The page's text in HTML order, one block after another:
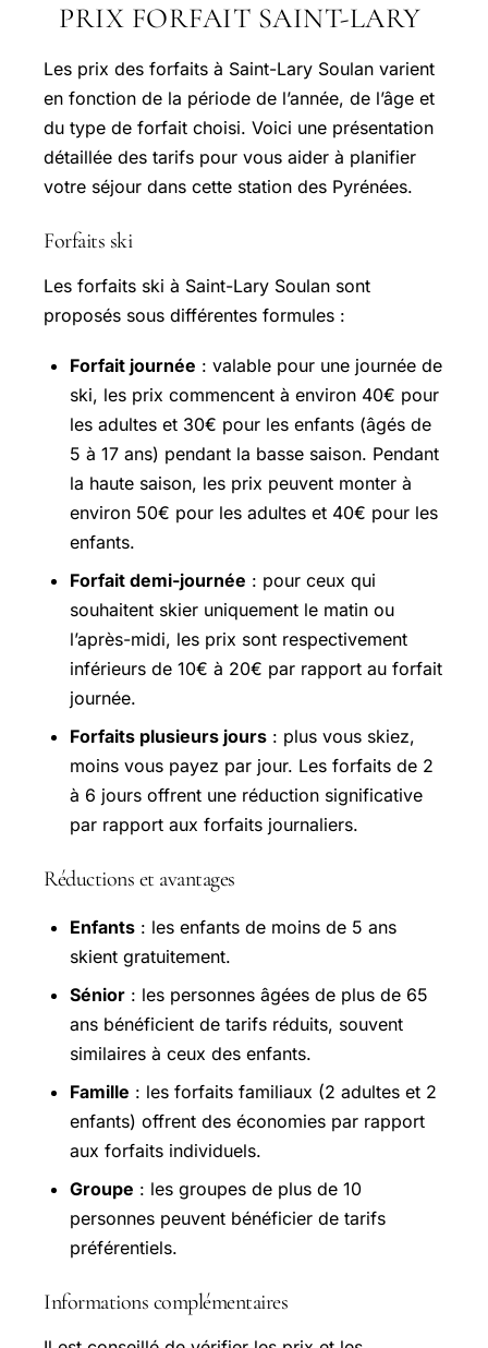
PRIX FORFAIT SAINT-LARY
Les prix des forfaits à Saint-Lary Soulan varient
en fonction de la période de l’année, de l’âge et
du type de forfait choisi. Voici une présentation
détaillée des tarifs pour vous aider à planifier
votre séjour dans cette station des Pyrénées.
Forfaits ski
Les forfaits ski à Saint-Lary Soulan sont
proposés sous différentes formules :
Forfait journée : valable pour une journée de
ski, les prix commencent à environ 40€ pour
les adultes et 30€ pour les enfants (âgés de
5 à 17 ans) pendant la basse saison. Pendant
la haute saison, les prix peuvent monter à
environ 50€ pour les adultes et 40€ pour les
enfants.
Forfait demi-journée : pour ceux qui
souhaitent skier uniquement le matin ou
l’après-midi, les prix sont respectivement
inférieurs de 10€ à 20€ par rapport au forfait
journée.
Forfaits plusieurs jours : plus vous skiez,
moins vous payez par jour. Les forfaits de 2
à 6 jours offrent une réduction significative
par rapport aux forfaits journaliers.
Réductions et avantages
Enfants : les enfants de moins de 5 ans
skient gratuitement.
Sénior : les personnes âgées de plus de 65
ans bénéficient de tarifs réduits, souvent
similaires à ceux des enfants.
Famille : les forfaits familiaux (2 adultes et 2
enfants) offrent des économies par rapport
aux forfaits individuels.
Groupe : les groupes de plus de 10
personnes peuvent bénéficier de tarifs
préférentiels.
Informations complémentaires